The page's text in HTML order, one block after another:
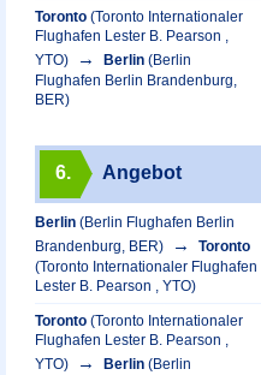
Toronto (Toronto Internationaler
Flughafen Lester B. Pearson ,
YTO)
Berlin (Berlin
Flughafen Berlin Brandenburg,
BER)
6. Angebot
Berlin (Berlin Flughafen Berlin
Brandenburg, BER)
Toronto
(Toronto Internationaler Flughafen
Lester B. Pearson , YTO)
Toronto (Toronto Internationaler
Flughafen Lester B. Pearson ,
YTO)
Berlin (Berlin